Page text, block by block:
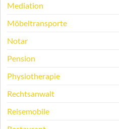
Mediation
Möbeltransporte
Notar
Pension
Physiotherapie
Rechtsanwalt
Reisemobile